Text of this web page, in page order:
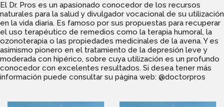
El Dr. Pros es un apasionado conocedor de los recursos
naturales para la salud y divulgador vocacional de su utilización
en la vida diaria. Es famoso por sus propuestas para recuperar
el uso terapéutico de remedios como la terapia humoral, la
ozonoterapia o las propiedades medicinales de la avena. Y es
asimismo pionero en el tratamiento de la depresión leve y
moderada con hipérico, sobre cuya utilización es un profundo
conocedor con excelentes resultados. Si desea tener más
información puede consultar su página web: @doctorpros